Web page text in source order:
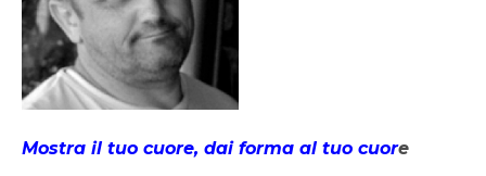
Mostra il tuo cuore, dai forma al tuo cuore